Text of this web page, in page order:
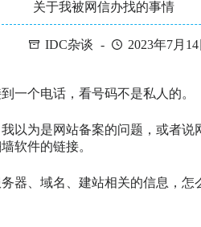
关于我被网信办找的事情
IDC杂谈 2023年7月14
一个电话，看号码不是私人的。
以为是网站备案的问题，或者
软件的链接。
器、域名、建站相关的信息，